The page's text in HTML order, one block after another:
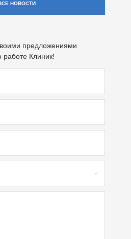
НОВОСТИ
предложениями
работе Клиник!